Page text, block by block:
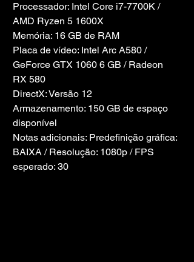
Processador: Intel Core i7-7700K /
AMD Ryzen 5 1600X
Memória: 16 GB de RAM
Placa de vídeo: Intel Arc A580 /
GeForce GTX 1060 6 GB / Radeon
RX 580
DirectX: Versão 12
Armazenamento: 150 GB de espaço
disponível
Notas adicionais: Predefinição gráfica:
BAIXA / Resolução: 1080p / FPS
esperado: 30